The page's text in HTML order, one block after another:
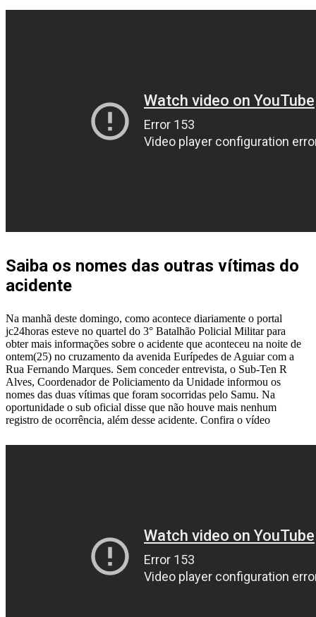
Saiba os nomes das outras vítimas do
acidente
Na manhã deste domingo, como acontece diariamente o portal
jc24horas esteve no quartel do 3° Batalhão Policial Militar para
obter mais informações sobre o acidente que aconteceu na noite de
ontem(25) no cruzamento da avenida Eurípedes de Aguiar com a
Rua Fernando Marques. Sem conceder entrevista, o Sub-Ten R
Alves, Coordenador de Policiamento da Unidade informou os
nomes das duas vítimas que foram socorridas pelo Samu. Na
oportunidade o sub oficial disse que não houve mais nenhum
registro de ocorrência, além desse acidente. Confira o vídeo